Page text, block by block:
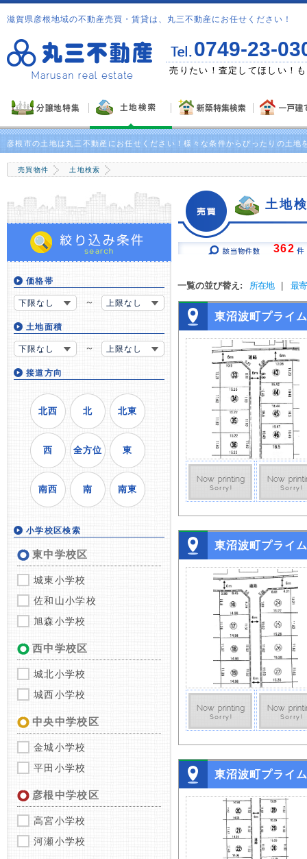
滋賀県彦根地域の不動産売買・賃貸は、丸三不動産にお任せください！
0749-23-
合わせ下さい！ ご希望のお客様には物件満載
彦根市の土地は丸三不動産にお任せください！様々な条件からぴったりの土地
売買物件 土地検索
土地
362
一覧の並び替え: 所在地| 最
東沼波町プライ
東沼波町プライ
東沼波町プライ
価格帯
下限なし ～ 上限なし
土地面積
下限なし ～ 上限なし
接道方向
北西 北 北東
西 全方位 東
南西 南 南東
小学校区検索
東中学校区
城東小学校
佐和山小学校
旭森小学校
西中学校区
城北小学校
城西小学校
中央中学校区
金城小学校
平田小学校
彦根中学校区
高宮小学校
河瀬小学校